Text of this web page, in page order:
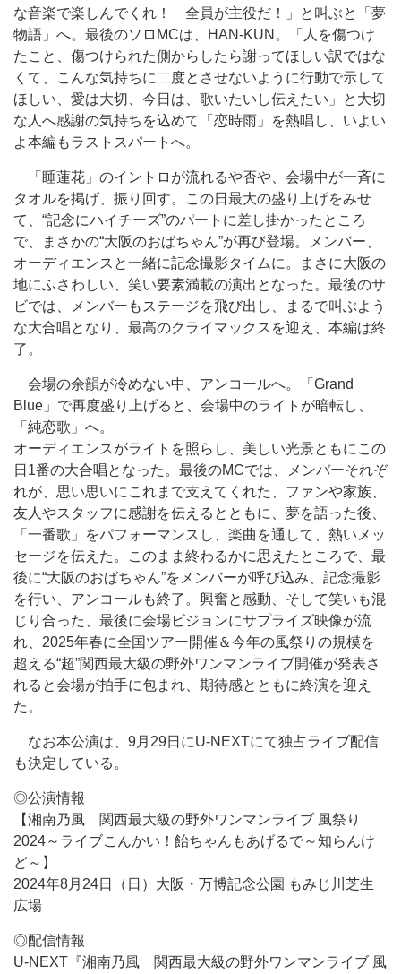
な音楽で楽しんでくれ！ 全員が主役だ！」と叫ぶと「夢
物語」へ。最後のソロMCは、HAN-KUN。「人を傷つけ
たこと、傷つけられた側からしたら謝ってほしい訳ではな
くて、こんな気持ちに二度とさせないように行動で示して
ほしい、愛は大切、今日は、歌いたいし伝えたい」と大切
な人へ感謝の気持ちを込めて「恋時雨」を熱唱し、いよい
よ本編もラストスパートへ。
「睡蓮花」のイントロが流れるや否や、会場中が一斉に
タオルを掲げ、振り回す。この日最大の盛り上げをみせ
て、“記念にハイチーズ”のパートに差し掛かったところ
で、まさかの“大阪のおばちゃん”が再び登場。メンバー、
オーディエンスと一緒に記念撮影タイムに。まさに大阪の
地にふさわしい、笑い要素満載の演出となった。最後のサ
ビでは、メンバーもステージを飛び出し、まるで叫ぶよう
な大合唱となり、最高のクライマックスを迎え、本編は終
了。
会場の余韻が冷めない中、アンコールへ。「Grand
Blue」で再度盛り上げると、会場中のライトが暗転し、
「純恋歌」へ。
オーディエンスがライトを照らし、美しい光景ともにこの
日1番の大合唱となった。最後のMCでは、メンバーそれぞ
れが、思い思いにこれまで支えてくれた、ファンや家族、
友人やスタッフに感謝を伝えるとともに、夢を語った後、
「一番歌」をパフォーマンスし、楽曲を通して、熱いメッ
セージを伝えた。このまま終わるかに思えたところで、最
後に“大阪のおばちゃん”をメンバーが呼び込み、記念撮影
を行い、アンコールも終了。興奮と感動、そして笑いも混
じり合った、最後に会場ビジョンにサプライズ映像が流
れ、2025年春に全国ツアー開催＆今年の風祭りの規模を
超える“超”関西最大級の野外ワンマンライブ開催が発表さ
れると会場が拍手に包まれ、期待感とともに終演を迎え
た。
なお本公演は、9月29日にU-NEXTにて独占ライブ配信
も決定している。
◎公演情報
【湘南乃風 関西最大級の野外ワンマンライブ 風祭り
2024～ライブこんかい！飴ちゃんもあげるで～知らんけ
ど～】
2024年8月24日（日）大阪・万博記念公園 もみじ川芝生
広場
◎配信情報
U-NEXT『湘南乃風 関西最大級の野外ワンマンライブ 風